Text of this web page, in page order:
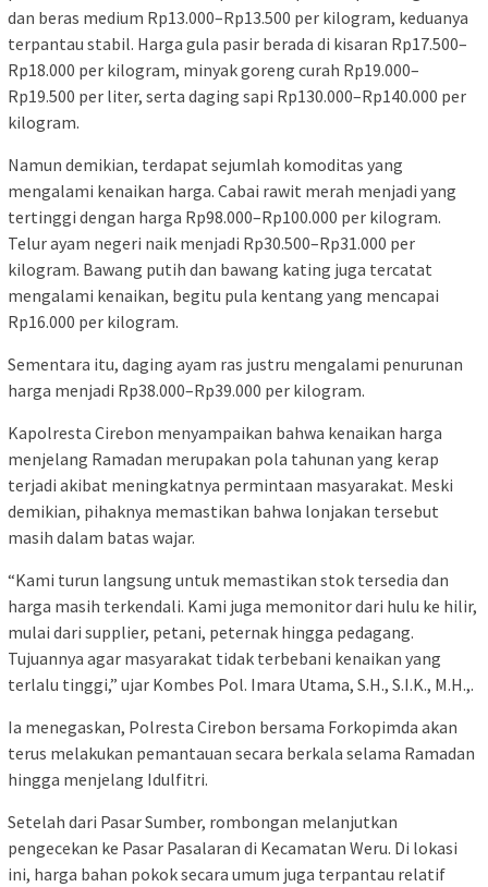
dan beras medium Rp13.000–Rp13.500 per kilogram, keduanya
terpantau stabil. Harga gula pasir berada di kisaran Rp17.500–
Rp18.000 per kilogram, minyak goreng curah Rp19.000–
Rp19.500 per liter, serta daging sapi Rp130.000–Rp140.000 per
kilogram.
Namun demikian, terdapat sejumlah komoditas yang
mengalami kenaikan harga. Cabai rawit merah menjadi yang
tertinggi dengan harga Rp98.000–Rp100.000 per kilogram.
Telur ayam negeri naik menjadi Rp30.500–Rp31.000 per
kilogram. Bawang putih dan bawang kating juga tercatat
mengalami kenaikan, begitu pula kentang yang mencapai
Rp16.000 per kilogram.
Sementara itu, daging ayam ras justru mengalami penurunan
harga menjadi Rp38.000–Rp39.000 per kilogram.
Kapolresta Cirebon menyampaikan bahwa kenaikan harga
menjelang Ramadan merupakan pola tahunan yang kerap
terjadi akibat meningkatnya permintaan masyarakat. Meski
demikian, pihaknya memastikan bahwa lonjakan tersebut
masih dalam batas wajar.
“Kami turun langsung untuk memastikan stok tersedia dan
harga masih terkendali. Kami juga memonitor dari hulu ke hilir,
mulai dari supplier, petani, peternak hingga pedagang.
Tujuannya agar masyarakat tidak terbebani kenaikan yang
terlalu tinggi,” ujar Kombes Pol. Imara Utama, S.H., S.I.K., M.H.,.
Ia menegaskan, Polresta Cirebon bersama Forkopimda akan
terus melakukan pemantauan secara berkala selama Ramadan
hingga menjelang Idulfitri.
Setelah dari Pasar Sumber, rombongan melanjutkan
pengecekan ke Pasar Pasalaran di Kecamatan Weru. Di lokasi
ini, harga bahan pokok secara umum juga terpantau relatif